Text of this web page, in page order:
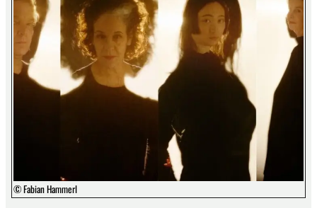
© Fabian Hammerl